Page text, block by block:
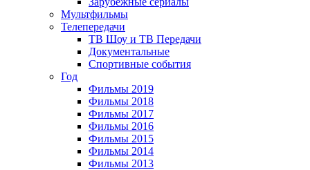
Мультфильмы
Телепередачи
ТВ Шоу и ТВ Передачи
Документальные
Спортивные события
Год
Фильмы 2019
Фильмы 2018
Фильмы 2017
Фильмы 2016
Фильмы 2015
Фильмы 2014
Фильмы 2013